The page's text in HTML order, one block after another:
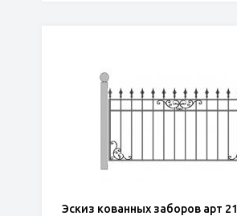
Эскиз кованных заборов арт 21